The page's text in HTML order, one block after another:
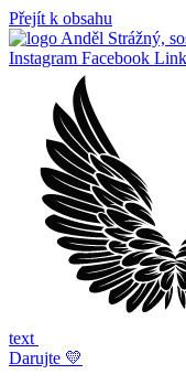
Přejít k obsahu
Instagram Facebook
text
Darujte 💛